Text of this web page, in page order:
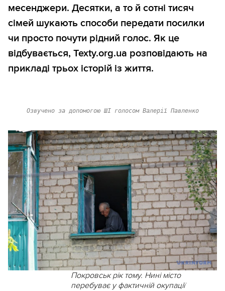
месенджери. Десятки, а то й сотні тисяч
сімей шукають способи передати посилки
чи просто почути рідний голос. Як це
відбувається, Texty.org.ua розповідають на
прикладі трьох історій із життя.
Озвучено за допомогою ШІ голосом Валерії Павленко
Покровськ рік тому. Нині місто
перебуває у фактичній окупації